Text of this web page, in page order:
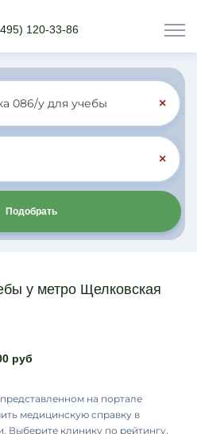
120-33-86
×
×
Подобрать
у метро Щелковская
руб
на портале
медицинскую справку в
Выберите клинику по рейтингу,